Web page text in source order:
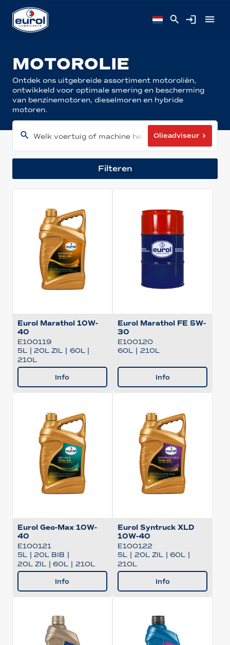
MOTOROLIE
Ontdek ons uitgebreide assortiment motoroliën,
ontwikkeld voor optimale smering en bescherming
van benzinemotoren, dieselmoren en hybride
motoren.
Welk voertuig of machine heeft u?Olieadviseur
Filteren
Eurol Marathol 10W-
40
E100119
5L | 20L ZIL | 60L |
210L
Info
Eurol Marathol FE 5W-
30
E100120
60L | 210L
Info
Eurol Geo-Max 10W-
40
E100121
5L | 20L BIB |
20L ZIL | 60L | 210L
Info
Eurol Syntruck XLD
10W-40
E100122
5L | 20L ZIL | 60L |
210L
Info